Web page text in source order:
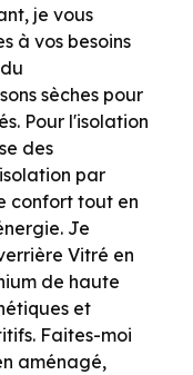
je vous
à vos besoins
sèches pour
Pour l'isolation
des
par
confort tout en
Je
Vitré en
de haute
et
Faites-moi
aménagé,